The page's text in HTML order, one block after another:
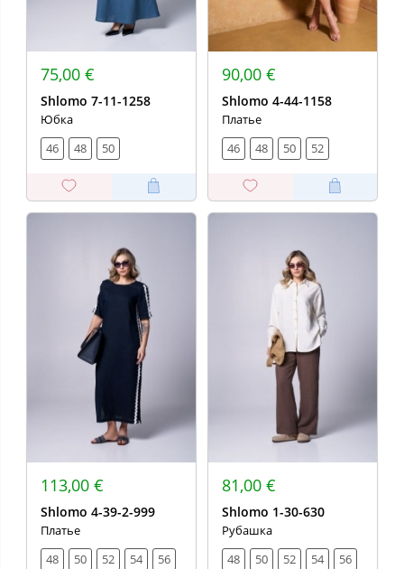
75,00 €
Shlomo 7-11-1258
Юбка
46
48 50
90,00 €
Shlomo 4-44-1158
Платье
46
48 50 52
113,00 €
Shlomo 4-39-2-999
Платье
48
50 52 54
56
81,00 €
Shlomo 1-30-630
Рубашка
48
50 52 54
56